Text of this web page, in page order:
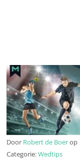
Door Robert de Boerop
Categorie:Wedtips